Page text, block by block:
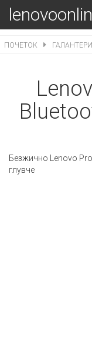
ПОЧЕТОК
Безжично Lenovo
глувче